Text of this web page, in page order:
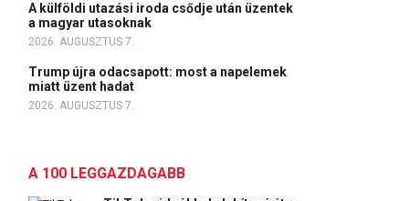
A külföldi utazási iroda csődje után üzentek
a magyar utasoknak
2026. AUGUSZTUS 7.
Trump újra odacsapott: most a napelemek
miatt üzent hadat
2026. AUGUSZTUS 7.
A 100 LEGGAZDAGABB